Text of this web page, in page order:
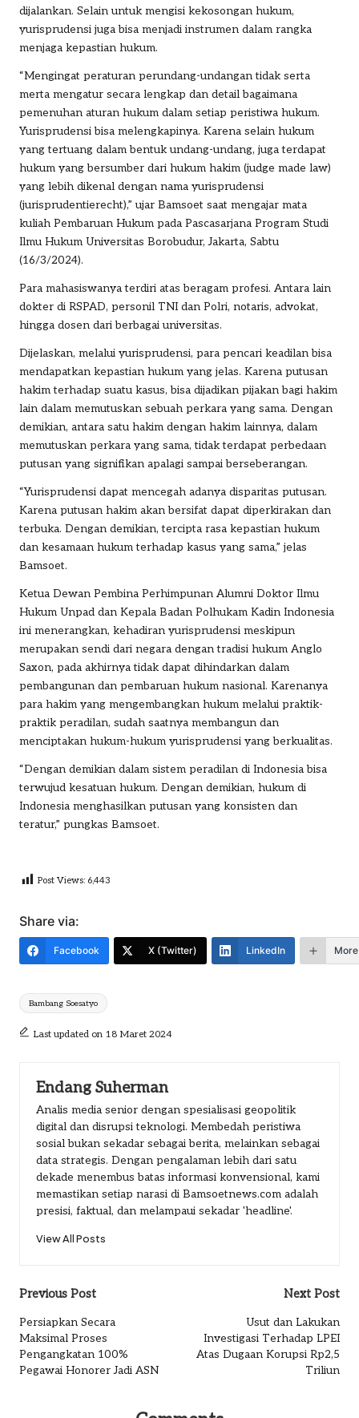
dijalankan. Selain untuk mengisi kekosongan hukum,
yurisprudensi juga bisa menjadi instrumen dalam rangka
menjaga kepastian hukum.
“Mengingat peraturan perundang-undangan tidak serta
merta mengatur secara lengkap dan detail bagaimana
pemenuhan aturan hukum dalam setiap peristiwa hukum.
Yurisprudensi bisa melengkapinya. Karena selain hukum
yang tertuang dalam bentuk undang-undang, juga terdapat
hukum yang bersumber dari hukum hakim (judge made law)
yang lebih dikenal dengan nama yurisprudensi
(jurisprudentierecht),” ujar Bamsoet saat mengajar mata
kuliah Pembaruan Hukum pada Pascasarjana Program Studi
Ilmu Hukum Universitas Borobudur, Jakarta, Sabtu
(16/3/2024).
Para mahasiswanya terdiri atas beragam profesi. Antara lain
dokter di RSPAD, personil TNI dan Polri, notaris, advokat,
hingga dosen dari berbagai universitas.
Dijelaskan, melalui yurisprudensi, para pencari keadilan bisa
mendapatkan kepastian hukum yang jelas. Karena putusan
hakim terhadap suatu kasus, bisa dijadikan pijakan bagi hakim
lain dalam memutuskan sebuah perkara yang sama. Dengan
demikian, antara satu hakim dengan hakim lainnya, dalam
memutuskan perkara yang sama, tidak terdapat perbedaan
putusan yang signifikan apalagi sampai berseberangan.
“Yurisprudensi dapat mencegah adanya disparitas putusan.
Karena putusan hakim akan bersifat dapat diperkirakan dan
terbuka. Dengan demikian, tercipta rasa kepastian hukum
dan kesamaan hukum terhadap kasus yang sama,” jelas
Bamsoet.
Ketua Dewan Pembina Perhimpunan Alumni Doktor Ilmu
Hukum Unpad dan Kepala Badan Polhukam Kadin Indonesia
ini menerangkan, kehadiran yurisprudensi meskipun
merupakan sendi dari negara dengan tradisi hukum Anglo
Saxon, pada akhirnya tidak dapat dihindarkan dalam
pembangunan dan pembaruan hukum nasional. Karenanya
para hakim yang mengembangkan hukum melalui praktik-
praktik peradilan, sudah saatnya membangun dan
menciptakan hukum-hukum yurisprudensi yang berkualitas.
“Dengan demikian dalam sistem peradilan di Indonesia bisa
terwujud kesatuan hukum. Dengan demikian, hukum di
Indonesia menghasilkan putusan yang konsisten dan
teratur,” pungkas Bamsoet.
Post Views: 6,443
Share via:
Facebook X (Twitter) LinkedIn More
Tags:
Bambang Soesatyo
Last updated on 18 Maret 2024
Endang Suherman
Analis media senior dengan spesialisasi geopolitik
digital dan disrupsi teknologi. Membedah peristiwa
sosial bukan sekadar sebagai berita, melainkan sebagai
data strategis. Dengan pengalaman lebih dari satu
dekade menembus batas informasi konvensional, kami
memastikan setiap narasi di Bamsoetnews.com adalah
presisi, faktual, dan melampaui sekadar 'headline'.
View All Posts
Post
navigation
Previous Post
Persiapkan Secara
Maksimal Proses
Pengangkatan 100%
Pegawai Honorer Jadi ASN
Next Post
Usut dan Lakukan
Investigasi Terhadap LPEI
Atas Dugaan Korupsi Rp2,5
Triliun